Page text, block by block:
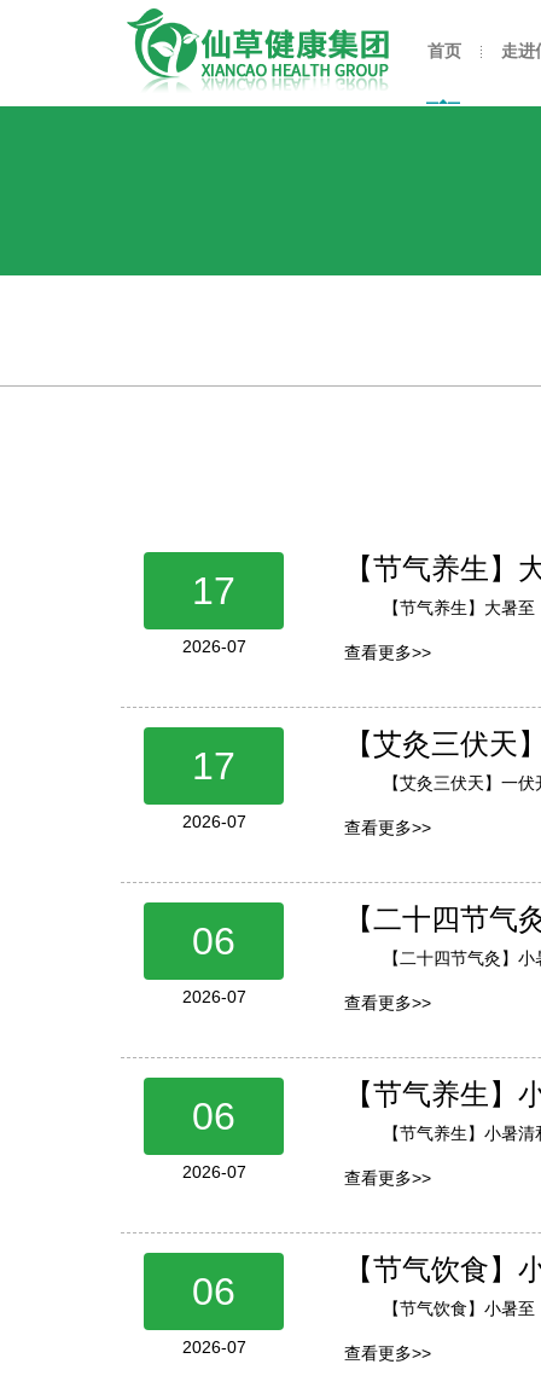
首页 走进
17
2026-07
【节气养生】
【节气养生】大暑
查看更多>>
17
2026-07
【艾灸三伏天
【艾灸三伏天】一
查看更多>>
06
2026-07
【二十四节气
【二十四节气灸】
查看更多>>
06
2026-07
【节气养生】
【节气养生】小暑
查看更多>>
06
2026-07
【节气饮食】
【节气饮食】小暑
查看更多>>